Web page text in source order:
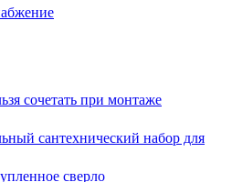
сочетать при монтаже
сантехнический набор для
сверло